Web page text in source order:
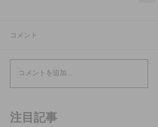
コメント
コメントを追加…
注目記事